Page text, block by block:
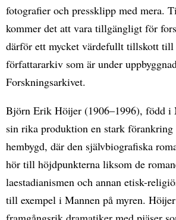
fotografier och pressklipp med mera.
kommer det att vara tillgängligt för
därför ett mycket värdefullt tillskott till
författararkiv som är under
Forskningsarkivet.
Björn Erik Höijer (1906–1996), född i
sin rika produktion en stark
hembygd, där den självbiografiska
hör till höjdpunkterna liksom de
laestadianismen och annan etisk-
till exempel i Mannen på myren.